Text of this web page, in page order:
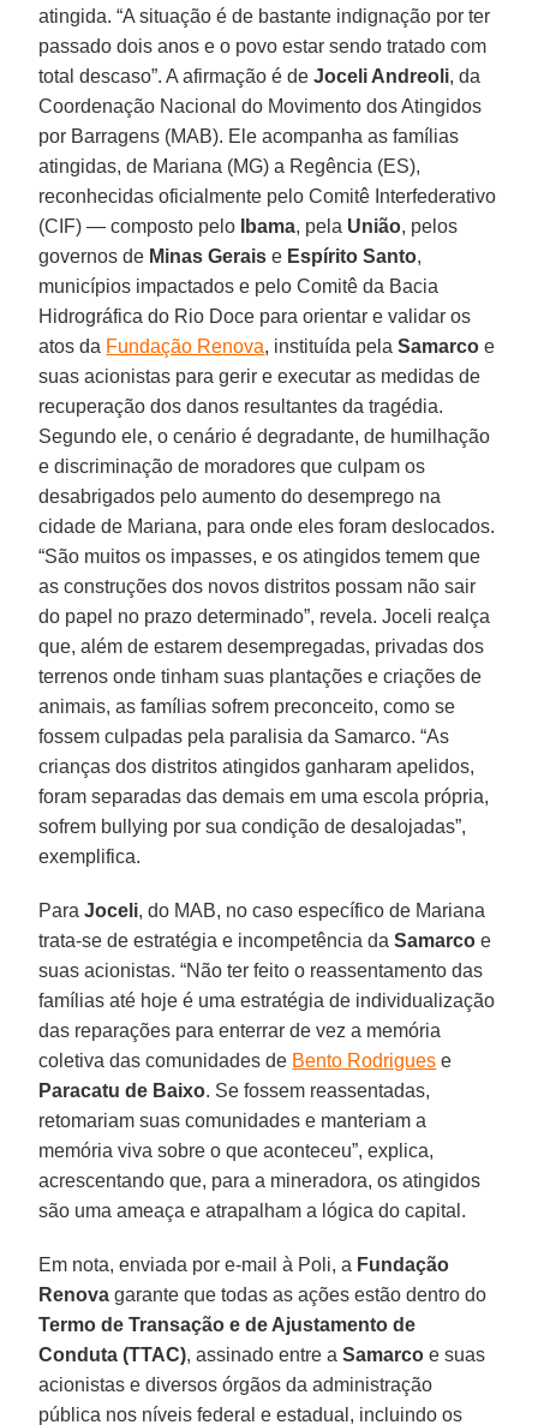
atingida. “A situação é de bastante indignação por ter
passado dois anos e o povo estar sendo tratado com
total descaso”. A afirmação é deJoceli Andreoli, da
Coordenação Nacional do Movimento dos Atingidos
por Barragens (MAB). Ele acompanha as famílias
atingidas, de Mariana (MG) a Regência (ES),
reconhecidas oficialmente pelo Comitê Interfederativo
(CIF) — composto pelo
Ibama, pela União, pelos
governos de Minas Gerais e Espírito Santo,
municípios impactados e pelo Comitê da Bacia
Hidrográfica do Rio Doce para orientar e validar os
atos da Fundação Renova, instituída pelaSamarco e
suas acionistas para gerir e executar as medidas de
recuperação dos danos resultantes da tragédia.
Segundo ele, o cenário é degradante, de humilhação
e discriminação de moradores que culpam os
desabrigados pelo aumento do desemprego na
cidade de Mariana, para onde eles foram deslocados.
“São muitos os impasses, e os atingidos temem que
as construções dos novos distritos possam não sair
do papel no prazo determinado”, revela. Joceli realça
que, além de estarem desempregadas, privadas dos
terrenos onde tinham suas plantações e criações de
animais, as famílias sofrem preconceito, como se
fossem culpadas pela paralisia da Samarco. “As
crianças dos distritos atingidos ganharam apelidos,
foram separadas das demais em uma escola própria,
sofrem bullying por sua condição de desalojadas”,
exemplifica.
ParaJoceli, do MAB, no caso específico de Mariana
trata-se de estratégia e incompetência daSamarco e
suas acionistas. “Não ter feito o reassentamento das
famílias até hoje é uma estratégia de individualização
das reparações para enterrar de vez a memória
coletiva das comunidades de Bento Rodrigues e
Paracatu de Baixo. Se fossem reassentadas,
retomariam suas comunidades e manteriam a
memória viva sobre o que aconteceu”, explica,
acrescentando que, para a mineradora, os atingidos
são uma ameaça e atrapalham a lógica do capital.
Em nota, enviada por e-mail à Poli, a Fundação
Renova garante que todas as ações estão dentro do
Termo de Transação e de Ajustamento de
Conduta (TTAC), assinado entre aSamarco e suas
acionistas e diversos órgãos da administração
pública nos níveis federal e estadual, incluindo os